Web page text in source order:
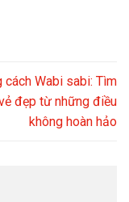
cách Wabi sabi: Tìm
đẹp từ những điều
không hoàn hảo